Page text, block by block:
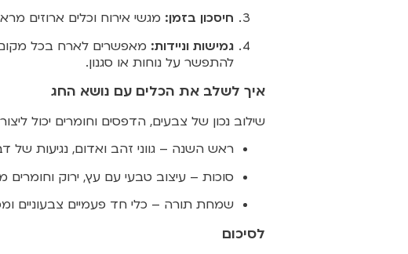
חיסכון בזמן: מגשי אירוח וכלים ארוזים
גמישות וניידות: מאפשרים לארח בכל
להתפשר על נוחות או סגנון.
איך לשלב את הכלים עם נושא החג
שילוב נכון של צבעים, הדפסים וחומרים יכול
ראש השנה – גווני זהב ואדום, נגיעות של
סוכות – עיצוב טבעי עם עץ, ירוק וחומרים
שמחת תורה – כלי חד פעמיים צבעוניים
לסיכום